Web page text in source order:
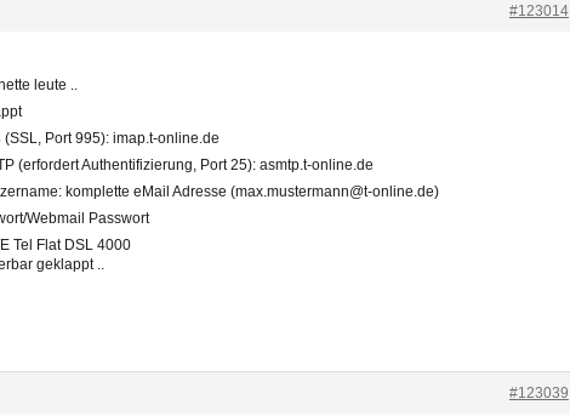
#123014
leute ..
Port 995): imap.t-online.de
(erfordert Authentifizierung, Port 25): asmtp.t-online.de
komplette eMail Adresse (max.mustermann@t-online.de)
Webmail Passwort
Tel Flat DSL 4000
geklappt ..
#123039